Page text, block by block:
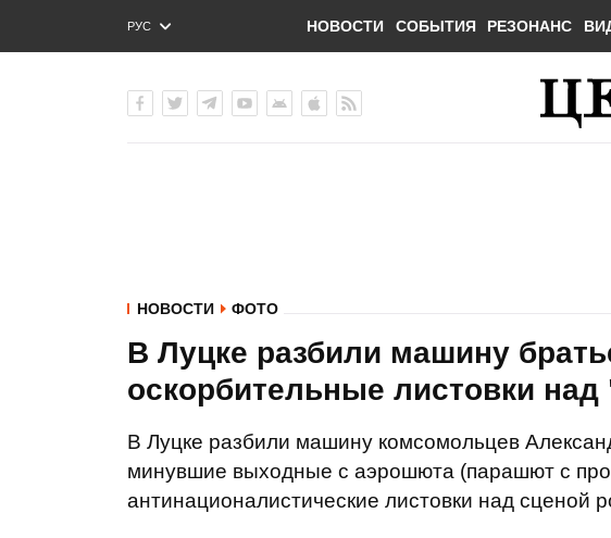
РУС
ENG
НОВОСТИ СОБЫТИЯ РЕЗОНАНС
НОВОСТИ ФОТО
В Луцке разбили машину
оскорбительные листовки
В Луцке разбили машину комсомольцев
минувшие выходные с аэрошюта (парашют с
антинационалистические листовки над сценой